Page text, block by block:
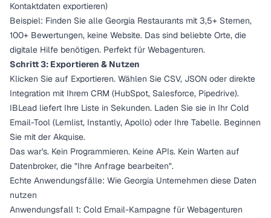
Kontaktdaten exportieren)
Beispiel: Finden Sie alle Georgia Restaurants mit 3,5+ Sternen,
100+ Bewertungen, keine Website. Das sind beliebte Orte, die
digitale Hilfe benötigen. Perfekt für Webagenturen.
Schritt 3: Exportieren & Nutzen
Klicken Sie auf Exportieren. Wählen Sie CSV, JSON oder direkte
Integration mit Ihrem CRM (HubSpot, Salesforce, Pipedrive).
IBLead liefert Ihre Liste in Sekunden. Laden Sie sie in Ihr Cold
Email-Tool (Lemlist, Instantly, Apollo) oder Ihre Tabelle. Beginnen
Sie mit der Akquise.
Das war's. Kein Programmieren. Keine APIs. Kein Warten auf
Datenbroker, die "Ihre Anfrage bearbeiten".
Echte Anwendungsfälle: Wie Georgia Unternehmen diese Daten
nutzen
Anwendungsfall 1: Cold Email-Kampagne für Webagenturen